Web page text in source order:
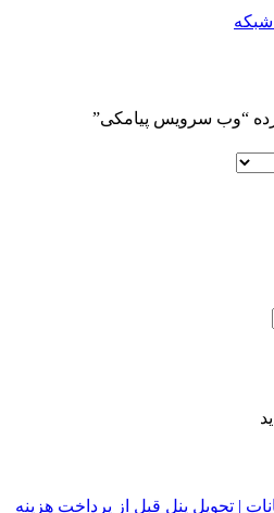
شبکه
“وب سرویس پیامکی”